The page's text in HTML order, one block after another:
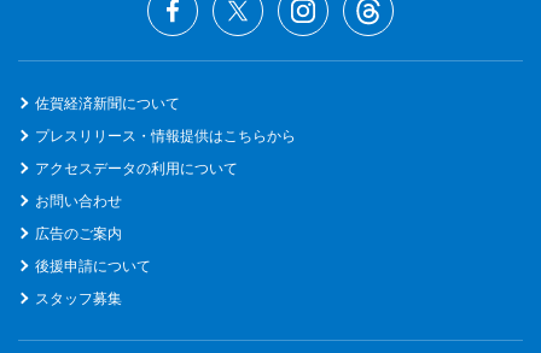
佐賀経済新聞について
プレスリリース・情報提供はこちらから
アクセスデータの利用について
お問い合わせ
広告のご案内
後援申請について
スタッフ募集